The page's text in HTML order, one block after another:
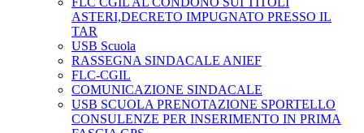
ASTERI,DECRETO IMPUGNATO PRESSO IL
TAR
USB Scuola
RASSEGNA SINDACALE ANIEF
FLC-CGIL
COMUNICAZIONE SINDACALE
USB SCUOLA PRENOTAZIONE SPORTELLO
CONSULENZE PER INSERIMENTO IN PRIMA